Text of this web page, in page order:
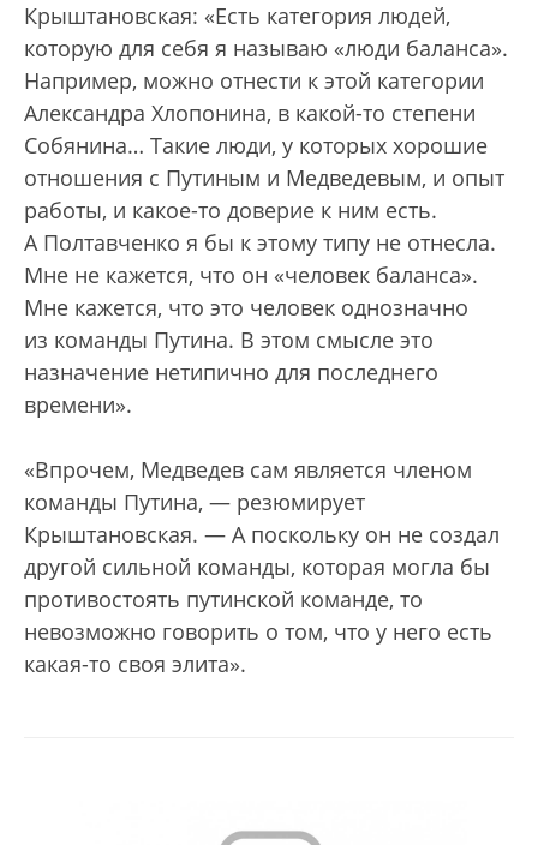
Крыштановская: «Есть категория людей,
которую для себя я называю «люди баланса».
Например, можно отнести к этой категории
Александра Хлопонина, в какой-то степени
Собянина… Такие люди, у которых хорошие
отношения с Путиным и Медведевым, и опыт
работы, и какое-то доверие к ним есть.
А Полтавченко я бы к этому типу не отнесла.
Мне не кажется, что он «человек баланса».
Мне кажется, что это человек однозначно
из команды Путина. В этом смысле это
назначение нетипично для последнего
времени».
«Впрочем, Медведев сам является членом
команды Путина, — резюмирует
Крыштановская. — А поскольку он не создал
другой сильной команды, которая могла бы
противостоять путинской команде, то
невозможно говорить о том, что у него есть
какая-то своя элита».